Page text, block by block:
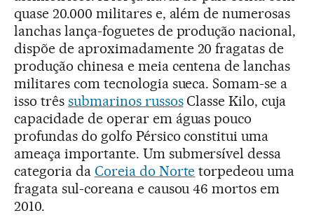
quase 20.000 militares e, além de numerosas
lanchas lança-foguetes de produção nacional,
dispõe de aproximadamente 20 fragatas de
produção chinesa e meia centena de lanchas
militares com tecnologia sueca. Somam-se a
isso três submarinos russosClasse Kilo, cuja
capacidade de operar em águas pouco
profundas do golfo Pérsico constitui uma
ameaça importante. Um submersível dessa
categoria da Coreia do Norte torpedeou uma
fragata sul-coreana e causou 46 mortos em
2010.